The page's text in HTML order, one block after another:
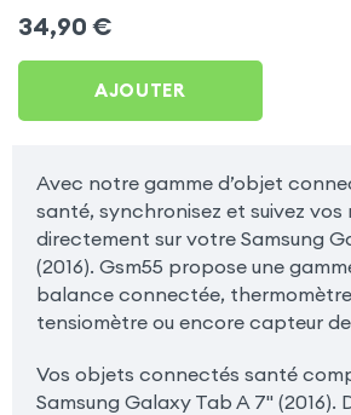
34,90 €
AJOUTER
Avec notre gamme d’objet
santé, synchronisez et suivez vos
directement sur votre Samsung
(2016). Gsm55 propose une
balance connectée,
tensiomètre ou encore capteur
Vos objets connectés santé
Samsung Galaxy Tab A 7" (2016).